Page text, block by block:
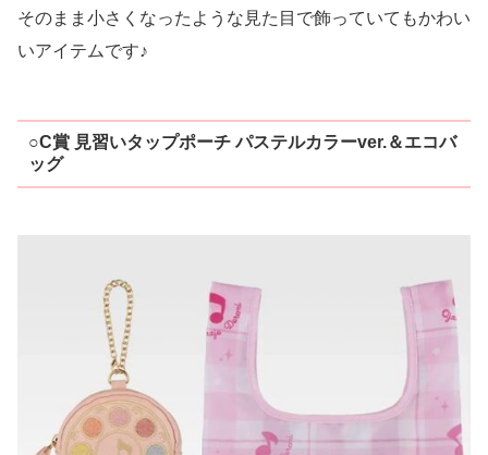
そのまま小さくなったような見た目で飾っていてもかわい
いアイテムです♪
○C賞 見習いタップポーチ パステルカラーver.＆エコバ
ッグ